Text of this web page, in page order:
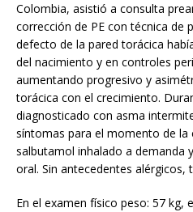
Colombia, asistió a consulta
corrección de PE con técnica de
defecto de la pared torácica
del nacimiento y en controles
aumentando progresivo y
torácica con el crecimiento.
diagnosticado con asma
síntomas para el momento de la
salbutamol inhalado a demanda
oral. Sin antecedentes alérgicos,
En el examen físico peso: 57 kg,